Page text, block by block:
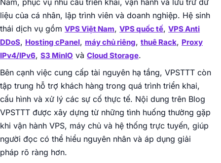
Nam, phục vụ nhu cầu triển khai, vận hành và lưu trữ dữ
liệu của cá nhân, lập trình viên và doanh nghiệp. Hệ sinh
thái dịch vụ gồm VPS Việt Nam, VPS quốc tế, VPS Anti
DDoS, Hosting cPanel, máy chủ riêng, thuê Rack, Proxy
IPv4/IPv6, S3 MinIO và Cloud Storage.
Bên cạnh việc cung cấp tài nguyên hạ tầng, VPSTTT còn
tập trung hỗ trợ khách hàng trong quá trình triển khai,
cấu hình và xử lý các sự cố thực tế. Nội dung trên Blog
VPSTTT được xây dựng từ những tình huống thường gặp
khi vận hành VPS, máy chủ và hệ thống trực tuyến, giúp
người đọc có thể hiểu nguyên nhân và áp dụng giải
pháp rõ ràng hơn.